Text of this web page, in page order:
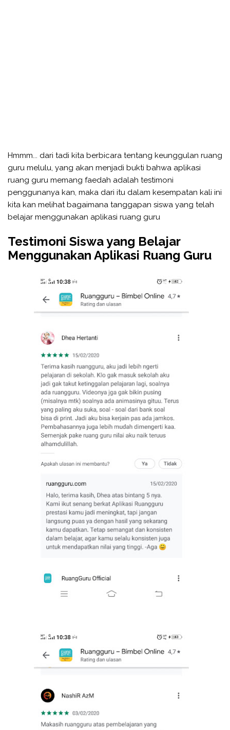
Hmmm... dari tadi kita berbicara tentang keunggulan ruang
guru melulu, yang akan menjadi bukti bahwa aplikasi
ruang guru memang faedah adalah testimoni
penggunanya kan, maka dari itu dalam kesempatan kali ini
kita kan melihat bagaimana tanggapan siswa yang telah
belajar menggunakan aplikasi ruang guru
Testimoni Siswa yang Belajar
Menggunakan Aplikasi Ruang Guru